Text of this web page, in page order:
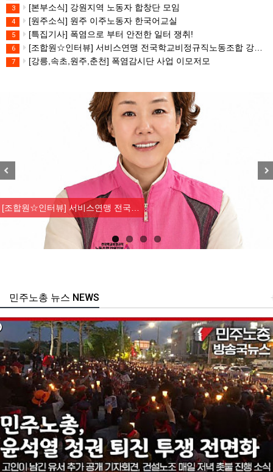
3 [본부소식] 강원지역 노동자 합창단 모임
4 [원주소식] 원주 이주노동자 한국어교실
5 [특집기사] 폭염으로 부터 안전한 일터 쟁취!
6 [조합원☆인터뷰] 서비스연맹 전국학교비정규직노동조합 강원지부 김유미 춘천지회장
7 [강릉,속초,원주,춘천] 폭염감시단 사업 이모저모
[조합원☆인터뷰] 서비스연맹 전국…
주노총 뉴스 NEWS